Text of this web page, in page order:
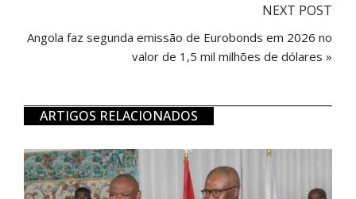
NEXT POST
Angola faz segunda emissão de Eurobonds em 2026 no
valor de 1,5 mil milhões de dólares »
ARTIGOS RELACIONADOS